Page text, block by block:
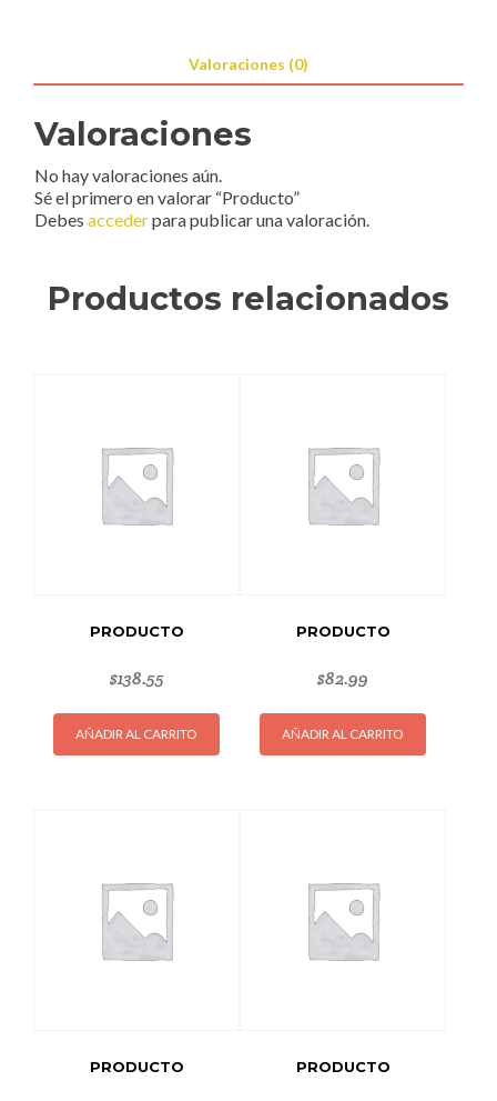
Valoraciones (0)
Valoraciones
No hay valoraciones aún.
Sé el primero en valorar “Producto”
Debes accederpara publicar una valoración.
Productos relacionados
PRODUCTO
$138.55
AÑADIR AL CARRITO
PRODUCTO
$82.99
AÑADIR AL CARRITO
PRODUCTO PRODUCTO